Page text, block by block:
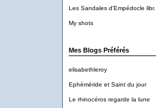
Les Sandales d'Empédocle libr...
My shots
Mes Blogs Préférés
elisabethleroy
Ephéméride et Saint du jour
Le rhinocéros regarde la lune